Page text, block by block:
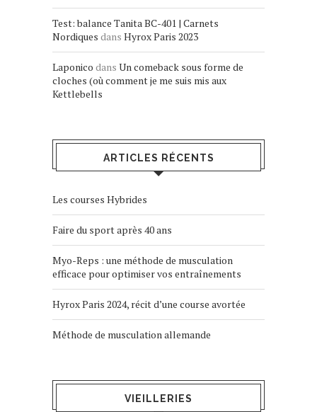
Test: balance Tanita BC-401 | Carnets
Nordiques dans Hyrox Paris 2023
Laponico dans Un comeback sous forme de
cloches (où comment je me suis mis aux
Kettlebells
ARTICLES RÉCENTS
Les courses Hybrides
Faire du sport après 40 ans
Myo-Reps : une méthode de musculation
efficace pour optimiser vos entraînements
Hyrox Paris 2024, récit d’une course avortée
Méthode de musculation allemande
VIEILLERIES